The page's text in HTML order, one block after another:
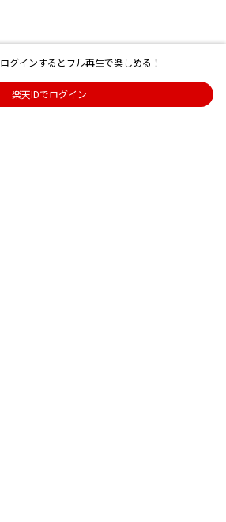
ログインするとフル再生で楽しめる！
楽天IDでログイン